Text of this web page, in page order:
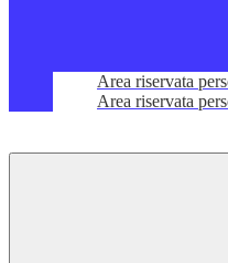
Area riservata
Area riservata